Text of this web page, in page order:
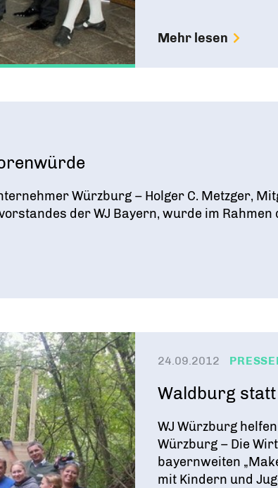
Mehr lesen
Würzburg – Holger C. Metzger,
der WJ Bayern, wurde im
24.09.2012
Waldburg
WJ Würzburg
Würzburg – Die
bayernweiten
mit Kindern und